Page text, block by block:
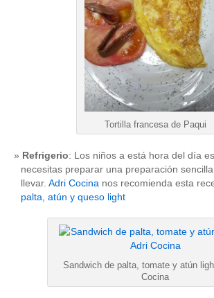
Tortilla francesa de Paqui
Refrigerio: Los niños a está hora del día
necesitas preparar una preparación
llevar. Adri Cocina nos recomienda esta
palta, atún y queso light
Sandwich de palta, tomate y atún
Cocina